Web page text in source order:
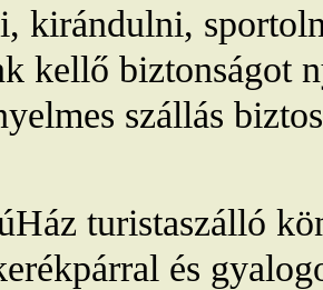
kirándulni,
kellő biztonságot
szállás
turistaszálló
és